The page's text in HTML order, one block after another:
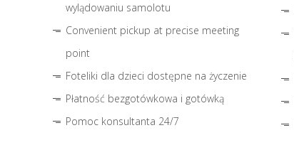
wylądowaniu samolotu
Convenient pickup at precise meeting
point
Foteliki dla dzieci dostępne na życzenie
Płatność bezgotówkowa i gotówką
Pomoc konsultanta 24/7